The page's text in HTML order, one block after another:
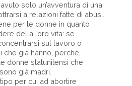
solo un’avventura di una
a relazioni fatte di abusi.
per le donne in quanto
della loro vita: se
sul lavoro o
già hanno, perché,
donne statunitensi che
già madri.
per cui ad abortire